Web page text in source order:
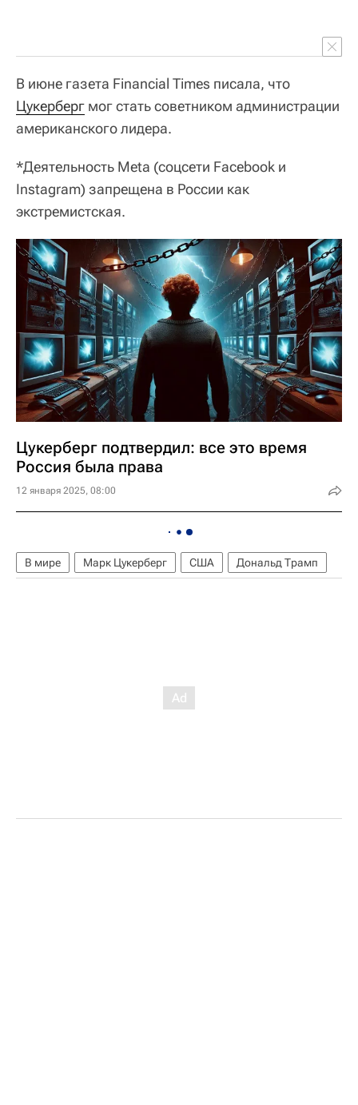
В июне газета Financial Times писала, что
Цукерберг мог стать советником администрации
американского лидера.
*Деятельность Meta (соцсети Facebook и
Instagram) запрещена в России как
экстремистская.
Цукерберг подтвердил: все это время
Россия была права
12 января 2025, 08:00
В мире Марк Цукерберг США Дональд Трамп